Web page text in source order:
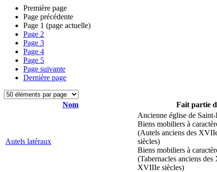
Première page
Page précédente
Page 1 (page actuelle)
Page 2
Page 3
Page 4
Page 5
Page suivante
Dernière page
Nom Fait partie
Autels latéraux
Ancienne église de Saint-
Biens mobiliers à
(Autels anciens des
siècles)
Biens mobiliers à
(Tabernacles anciens
XVIIIe siècles)